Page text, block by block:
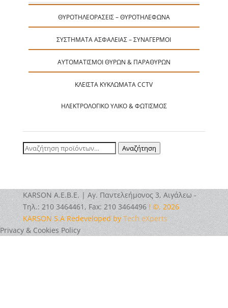
ΘΥΡΟΤΗΛΕΟΡΆΣΕΙΣ – ΘΥΡΟΤΗΛΈΦΩΝΑ
ΣΥΣΤΉΜΑΤΑ ΑΣΦΑΛΕΊΑΣ – ΣΥΝΑΓΕΡΜΟΊ
ΑΥΤΟΜΑΤΙΣΜΟΊ ΘΥΡΏΝ & ΠΑΡΑΘΎΡΩΝ
ΚΛΕΙΣΤΆ ΚΥΚΛΏΜΑΤΑ CCTV
ΗΛΕΚΤΡΟΛΟΓΙΚΌ ΥΛΙΚΌ & ΦΩΤΙΣΜΌΣ
Αναζήτηση
Αναζήτηση
ΚΑRSOΝ Α.E.B.E. | Αγ. Παντελεήμονος 3, Αιγάλεω -
Τηλ.: 210 3464461, Fax: 210 3464496! ©, 2026
KARSON S.A Redeveloped byTech eXperts
Privacy & Cookies Policy